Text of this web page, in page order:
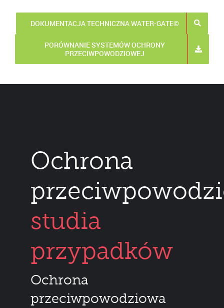
DOKUMENTACJA TECHNICZNA WATER-GATE©
PORÓWNANIE SYSTEMÓW OCHRONY
PRZECIWPOWODZIOWEJ
Ochrona
studia
przypadków
Ochrona
przeciwpowodziowa